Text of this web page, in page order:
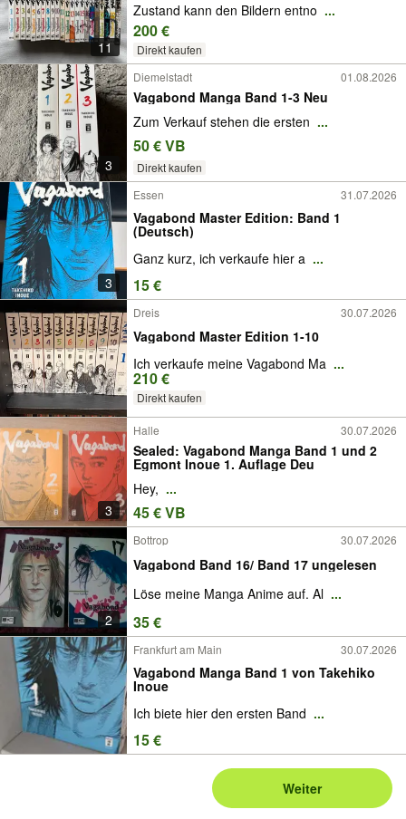
11
Zustand kann den Bildern entno ...
200 €
Direkt kaufen
3
Diemelstadt 01.08.2026
Vagabond Manga Band 1-3 Neu
Zum Verkauf stehen die ersten ...
50 € VB
Direkt kaufen
3
Essen 31.07.2026
Vagabond Master Edition: Band 1
(Deutsch)
Ganz kurz, ich verkaufe hier a ...
15 €
Dreis 30.07.2026
Vagabond Master Edition 1-10
Ich verkaufe meine Vagabond Ma ...
210 €
Direkt kaufen
3
Halle 30.07.2026
Sealed: Vagabond Manga Band 1 und 2
Egmont Inoue 1. Auflage Deu
Hey, ...
45 € VB
2
Bottrop 30.07.2026
Vagabond Band 16/ Band 17 ungelesen
Löse meine Manga Anime auf. Al ...
35 €
Frankfurt am Main 30.07.2026
Vagabond Manga Band 1 von Takehiko
Inoue
Ich biete hier den ersten Band ...
15 €
Weiter